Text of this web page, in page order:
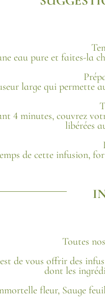
eau pure et faites-la
large qui permette
4 minutes, couvrez
libérées
de cette infusion,
Toutes
de vous offrir des
dont les
fleur, Sauge